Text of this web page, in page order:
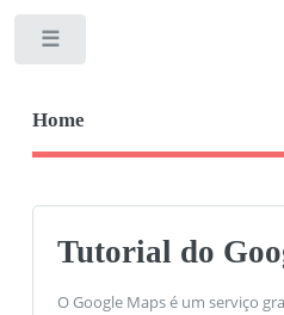
Home
Tutorial do
O Google Maps é um serviço